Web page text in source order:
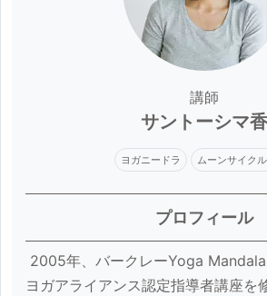
講師
サントーシマ香
ヨガニードラ ムーンサイク
プロフィール
2005年、バークレーYoga
ヨガアライアンス認定指導者講座を